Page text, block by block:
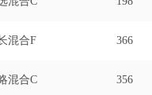
混合F 366
混合C 356